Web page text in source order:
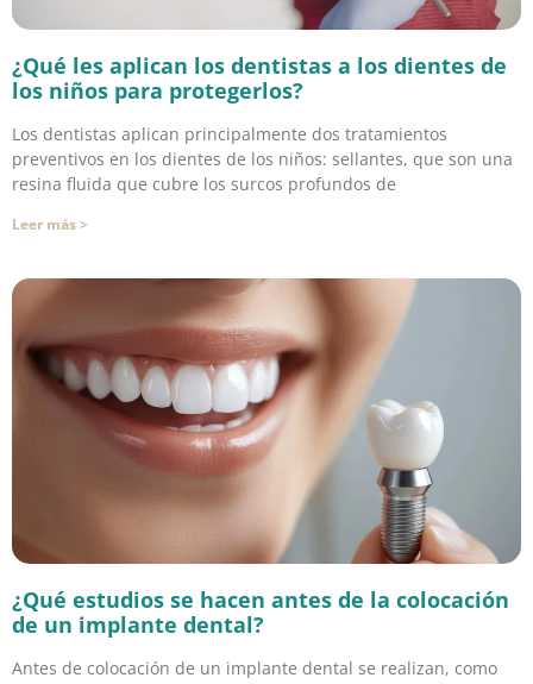
¿Qué les aplican los dentistas a los dientes de
los niños para protegerlos?
Los dentistas aplican principalmente dos tratamientos
preventivos en los dientes de los niños: sellantes, que son una
resina fluida que cubre los surcos profundos de
Leer más >
¿Qué estudios se hacen antes de la colocación
de un implante dental?
Antes de colocación de un implante dental se realizan, como